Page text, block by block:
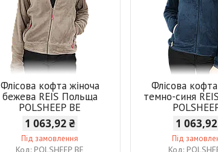
Флісова кофта жіноча
бежева REIS Польща
POLSHEEP BE
1 063,92 ₴
Під замовлення
POLSHEEP BE
Флісова
темно-синя
1
Під